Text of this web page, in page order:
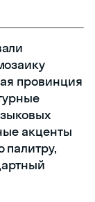
провинция
акценты
палитру,